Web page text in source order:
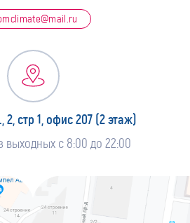
2, стр 1, офис 207 (2 этаж)
выходных с 8:00 до 22:00